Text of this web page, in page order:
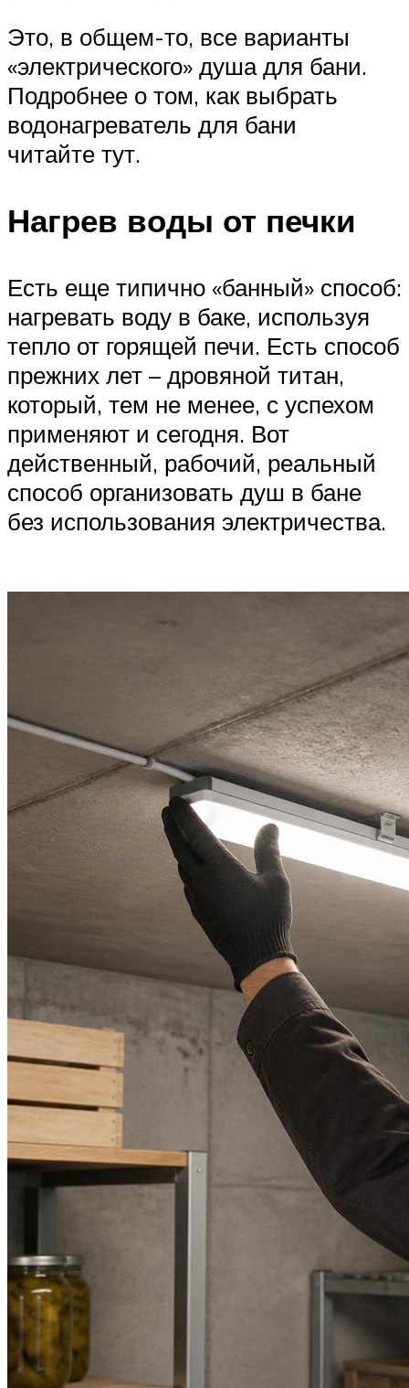
Это, в общем-то, все варианты
«электрического» душа для бани.
Подробнее о том, как выбрать
водонагреватель для бани
читайте тут.
Нагрев воды от печки
Есть еще типично «банный» способ:
нагревать воду в баке, используя
тепло от горящей печи. Есть способ
прежних лет – дровяной титан,
который, тем не менее, с успехом
применяют и сегодня. Вот
действенный, рабочий, реальный
способ организовать душ в бане
без использования электричества.